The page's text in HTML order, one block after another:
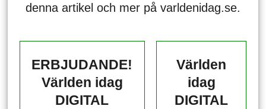
denna artikel och mer på varldenidag.se.
ERBJUDANDE!
Världen idag
DIGITAL
Världen
idag
DIGITAL